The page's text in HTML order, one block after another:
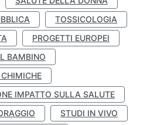
TOSSICOLOGIA
PROGETTI EUROPEI
BAMBINO
IMPATTO SULLA SALUTE
STUDI IN VIVO